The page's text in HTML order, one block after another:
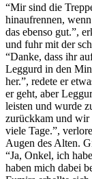
“Mir sind die
hinaufrennen,
das ebenso gut.”,
und fuhr mit der
“Danke, dass ihr
Leggurd in den
her.”, redete er
er geht, aber
leisten und wurde
zurückkam und
viele Tage.”,
Augen des Alten.
“Ja, Onkel, ich
haben mich dabei